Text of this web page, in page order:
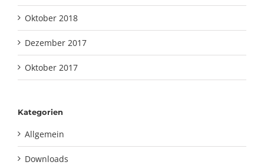
Oktober 2018
Dezember 2017
Oktober 2017
Kategorien
Allgemein
Downloads